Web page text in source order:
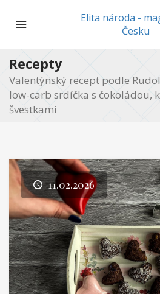
Elita národa -
Česku
Recepty
Valentýnský recept podle
low-carb srdíčka s čokoládou,
švestkami
11.02.2026